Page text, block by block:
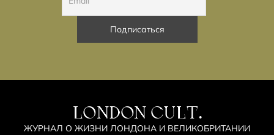
LONDON CULT.
ЖУРНАЛ О ЖИЗНИ ЛОНДОНА И ВЕЛИКОБРИТАНИИ